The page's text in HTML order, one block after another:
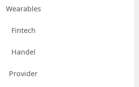
Wearables
Fintech
Handel
Provider